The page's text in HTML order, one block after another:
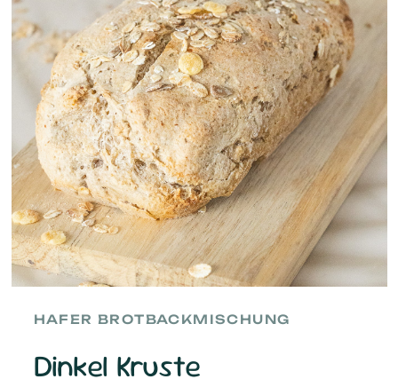
HAFER BROTBACKMISCHUNG
Dinkel Kruste